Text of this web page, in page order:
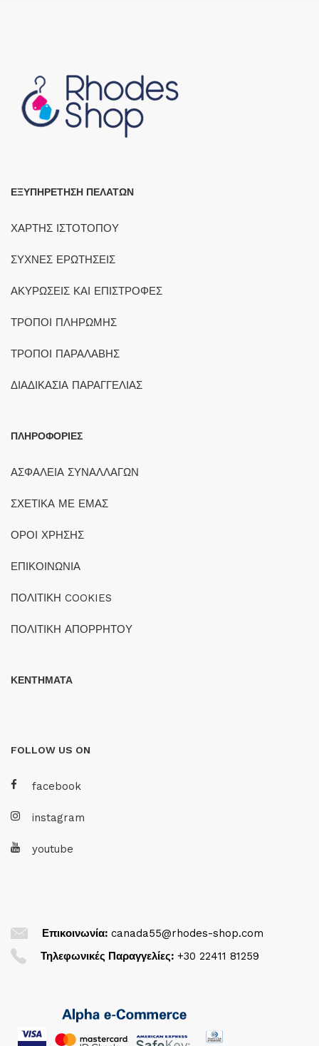
ΕΞΥΠΗΡΕΤΗΣΗ ΠΕΛΑΤΩΝ
ΧΑΡΤΗΣ ΙΣΤΟΤΟΠΟΥ
ΣΥΧΝΕΣ ΕΡΩΤΗΣΕΙΣ
ΑΚΥΡΩΣΕΙΣ ΚΑΙ ΕΠΙΣΤΡΟΦΕΣ
ΤΡΟΠΟΙ ΠΛΗΡΩΜΗΣ
ΤΡΟΠΟΙ ΠΑΡΑΛΑΒΗΣ
ΔΙΑΔΙΚΑΣΙΑ ΠΑΡΑΓΓΕΛΙΑΣ
ΠΛΗΡΟΦΟΡΙΕΣ
ΑΣΦΑΛΕΙΑ ΣΥΝΑΛΛΑΓΩΝ
ΣΧΕΤΙΚΑ ΜΕ ΕΜΑΣ
ΟΡΟΙ ΧΡΗΣΗΣ
ΕΠΙΚΟΙΝΩΝΙΑ
ΠΟΛΙΤΙΚΗ COOKIES
ΠΟΛΙΤΙΚΗ ΑΠΟΡΡΗΤΟΥ
ΚΕΝΤΗΜΑΤΑ
FOLLOW US ON
facebook
instagram
youtube
Επικοινωνία: canada55@rhodes-shop.com
Τηλεφωνικές Παραγγελίες: +30 22411 81259